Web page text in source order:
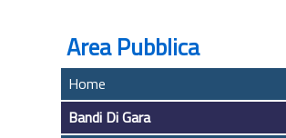
Area Pubblica
Home
Bandi Di Gara